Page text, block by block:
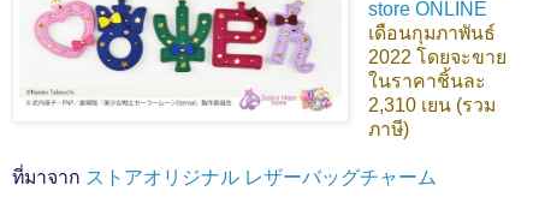
store ONLINE
เดือนกุมภาพันธ์
2022 โดยจะขาย
ในราคาชิ้นละ
2,310 เยน (รวม
ภาษี)
ที่มาจาก ストアオリジナル レザーバッグチャーム